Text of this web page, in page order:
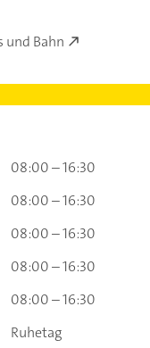
und Bahn
08:00 – 16:30
08:00 – 16:30
08:00 – 16:30
08:00 – 16:30
08:00 – 16:30
Ruhetag